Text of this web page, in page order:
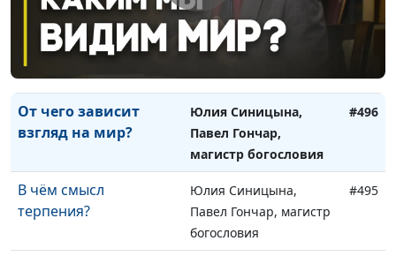
Бог призывает
Авраама: почему и
для чего?
Валерий Малышев,
Юрий Волобоев,
священнослужитель,
магистр теологии
От чего зависит
взгляд на мир?
Юлия Синицына,
Павел Гончар,
магистр богословия
#496
В чём смысл
терпения?
Юлия Синицына,
Павел Гончар, магистр
богословия
#495